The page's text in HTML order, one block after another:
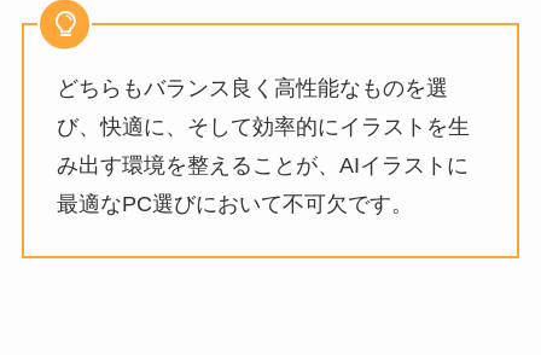
どちらもバランス良く高性能なものを選
び、快適に、そして効率的にイラストを生
み出す環境を整えることが、AIイラストに
最適なPC選びにおいて不可欠です。